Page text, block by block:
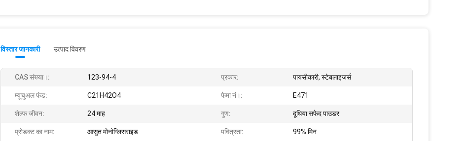
विस्तार जानकारी उत्पाद विवरण
CAS संख्या।: 123-94-4 प्रकार: पायसीकारी, स्टेबलाइजर्स
म्यूचुअल फंड: C21H42O4 फेमा नं।: E471
शेल्फ जीवन: 24 माह गुण: दूधिया सफेद पाउडर
प्रोडक्ट का नाम: आसुत मोनोग्लिसराइड पवित्रता: 99% मिन